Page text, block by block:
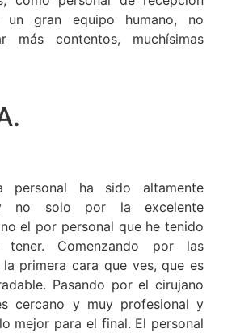
gran equipo humano, no
más contentos, muchísimas
personal ha sido altamente
y no solo por la excelente
el por personal que he tenido
Comenzando por las
la primera cara que ves, que es
Pasando por el cirujano
cercano y muy profesional y
mejor para el final. El personal